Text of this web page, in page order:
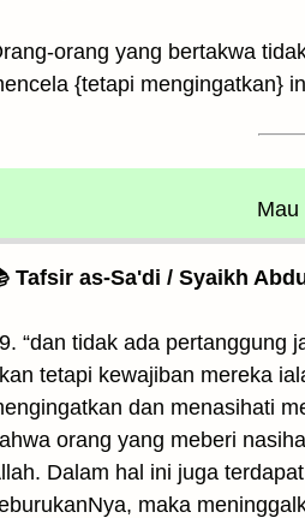
orang yang bertakwa
{tetapi mengingatkan}
Mau
Tafsir as-Sa'di / Syaikh
“dan tidak ada pertanggung
tetapi kewajiban mereka
dan menasihati
orang yang meberi
Dalam hal ini juga
maka